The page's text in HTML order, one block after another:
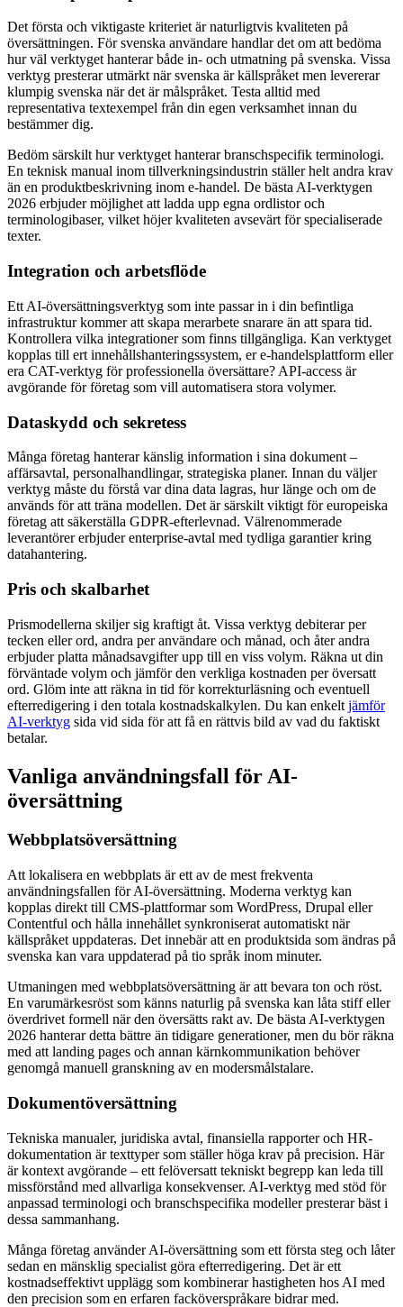
Det första och viktigaste kriteriet är naturligtvis kvaliteten på
översättningen. För svenska användare handlar det om att bedöma
hur väl verktyget hanterar både in- och utmatning på svenska. Vissa
verktyg presterar utmärkt när svenska är källspråket men levererar
klumpig svenska när det är målspråket. Testa alltid med
representativa textexempel från din egen verksamhet innan du
bestämmer dig.
Bedöm särskilt hur verktyget hanterar branschspecifik terminologi.
En teknisk manual inom tillverkningsindustrin ställer helt andra krav
än en produktbeskrivning inom e-handel. De bästa AI-verktygen
2026 erbjuder möjlighet att ladda upp egna ordlistor och
terminologibaser, vilket höjer kvaliteten avsevärt för specialiserade
texter.
Integration och arbetsflöde
Ett AI-översättningsverktyg som inte passar in i din befintliga
infrastruktur kommer att skapa merarbete snarare än att spara tid.
Kontrollera vilka integrationer som finns tillgängliga. Kan verktyget
kopplas till ert innehållshanteringssystem, er e-handelsplattform eller
era CAT-verktyg för professionella översättare? API-access är
avgörande för företag som vill automatisera stora volymer.
Dataskydd och sekretess
Många företag hanterar känslig information i sina dokument –
affärsavtal, personalhandlingar, strategiska planer. Innan du väljer
verktyg måste du förstå var dina data lagras, hur länge och om de
används för att träna modellen. Det är särskilt viktigt för europeiska
företag att säkerställa GDPR-efterlevnad. Välrenommerade
leverantörer erbjuder enterprise-avtal med tydliga garantier kring
datahantering.
Pris och skalbarhet
Prismodellerna skiljer sig kraftigt åt. Vissa verktyg debiterar per
tecken eller ord, andra per användare och månad, och åter andra
erbjuder platta månadsavgifter upp till en viss volym. Räkna ut din
förväntade volym och jämför den verkliga kostnaden per översatt
ord. Glöm inte att räkna in tid för korrekturläsning och eventuell
efterredigering i den totala kostnadskalkylen. Du kan enkelt jämför
AI-verktyg sida vid sida för att få en rättvis bild av vad du faktiskt
betalar.
Vanliga användningsfall för AI-
översättning
Webbplatsöversättning
Att lokalisera en webbplats är ett av de mest frekventa
användningsfallen för AI-översättning. Moderna verktyg kan
kopplas direkt till CMS-plattformar som WordPress, Drupal eller
Contentful och hålla innehållet synkroniserat automatiskt när
källspråket uppdateras. Det innebär att en produktsida som ändras på
svenska kan vara uppdaterad på tio språk inom minuter.
Utmaningen med webbplatsöversättning är att bevara ton och röst.
En varumärkesröst som känns naturlig på svenska kan låta stiff eller
överdrivet formell när den översätts rakt av. De bästa AI-verktygen
2026 hanterar detta bättre än tidigare generationer, men du bör räkna
med att landing pages och annan kärnkommunikation behöver
genomgå manuell granskning av en modersmålstalare.
Dokumentöversättning
Tekniska manualer, juridiska avtal, finansiella rapporter och HR-
dokumentation är texttyper som ställer höga krav på precision. Här
är kontext avgörande – ett felöversatt tekniskt begrepp kan leda till
missförstånd med allvarliga konsekvenser. AI-verktyg med stöd för
anpassad terminologi och branschspecifika modeller presterar bäst i
dessa sammanhang.
Många företag använder AI-översättning som ett första steg och låter
sedan en mänsklig specialist göra efterredigering. Det är ett
kostnadseffektivt upplägg som kombinerar hastigheten hos AI med
den precision som en erfaren facköverspråkare bidrar med.